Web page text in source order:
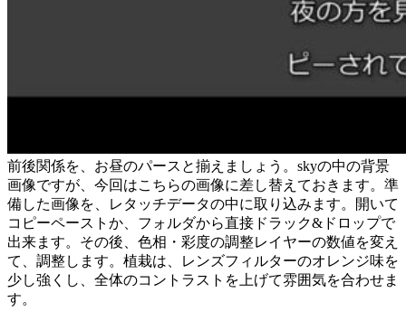
前後関係を、お昼のパースと揃えましょう。skyの中の背景
画像ですが、今回はこちらの画像に差し替えておきます。準
備した画像を、レタッチデータの中に取り込みます。開いて
コピーペーストか、フォルダから直接ドラック&ドロップで
出来ます。その後、色相・彩度の調整レイヤーの数値を変え
て、調整します。植栽は、レンズフィルターのオレンジ味を
少し強くし、全体のコントラストを上げて雰囲気を合わせま
す。